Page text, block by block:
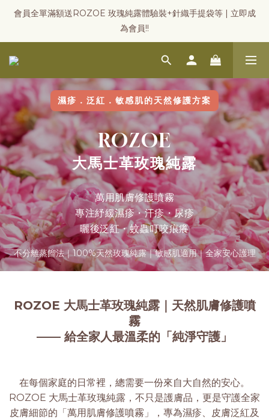
會員全單滿額送ROZOE 玫瑰純露體驗裝+針織手提袋等 | 立即成
為會員!!
濕疹．泛紅．敏感肌的天然修護方案
ROZOE
大馬士革玫瑰純露
萬用肌膚修護噴霧
專注紓緩濕疹・汗疹・尿疹
曬後泛紅・蚊蟲叮咬痕癢
不分離蒸餾法｜100%天然玫瑰純露｜敏感肌適用｜全家安心護理
ROZOE 大馬士革玫瑰純露｜天然肌膚修護噴
霧
—— 給全家人最溫柔的「純淨守護」
在每個家庭的日常裡，總需要一份來自大自然的安心。
ROZOE 大馬士革玫瑰純露，不只是護膚品，更是守護全家
皮膚細節的「萬用肌膚修護噴霧」，專為濕疹、皮膚泛紅及